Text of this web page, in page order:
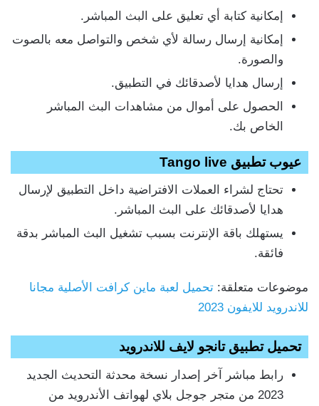
إمكانية كتابة أي تعليق على البث المباشر.
إمكانية إرسال رسالة لأي شخص والتواصل معه بالصوت
والصورة.
إرسال هدايا لأصدقائك في التطبيق.
الحصول على أموال من مشاهدات البث المباشر
الخاص بك.
عيوب تطبيق Tango live
تحتاج لشراء العملات الافتراضية داخل التطبيق لإرسال
هدايا لأصدقائك على البث المباشر.
يستهلك باقة الإنترنت بسبب تشغيل البث المباشر بدقة
فائقة.
موضوعات متعلقة: تحميل لعبة ماين كرافت الأصلية مجانا
للاندرويد للايفون 2023
تحميل تطبيق تانجو لايف للاندرويد
رابط مباشر آخر إصدار نسخة محدثة التحديث الجديد
2023 من متجر جوجل بلاي لهواتف الأندرويد من